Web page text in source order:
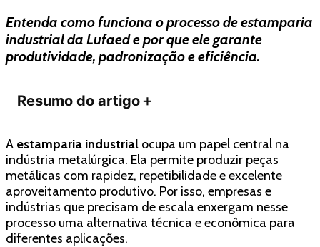
o
processo
de
estamparia
Entenda como funciona o processo de estamparia
industrial da Lufaed e por que ele garante
produtividade, padronização e eficiência.
Resumo do artigo＋
A estamparia industrial ocupa um papel central na
indústria metalúrgica. Ela permite produzir peças
metálicas com rapidez, repetibilidade e excelente
aproveitamento produtivo. Por isso, empresas e
indústrias que precisam de escala enxergam nesse
processo uma alternativa técnica e econômica para
diferentes aplicações.